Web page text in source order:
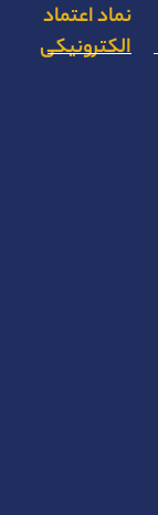
نماد اعتماد
الکترونیکی